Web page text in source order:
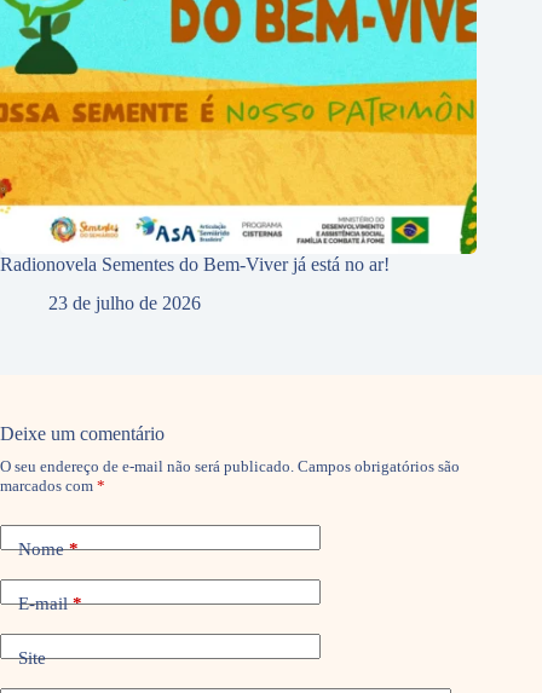
Radionovela Sementes do Bem-Viver já está no ar!
23 de julho de 2026
Deixe um comentário
O seu endereço de e-mail não será publicado. Campos obrigatórios são
marcados com *
Nome*
E-mail*
Site